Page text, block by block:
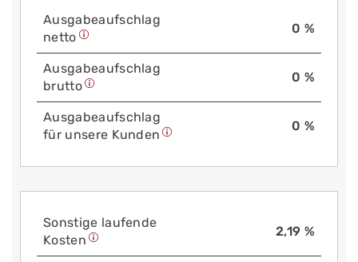
Aus­gabe­auf­schlag
netto
0 %
Aus­gabe­auf­schlag
brutto
0 %
Aus­gabe­auf­schlag
für unsere Kunden
0 %
Sonstige laufende
Kosten
2,19 %